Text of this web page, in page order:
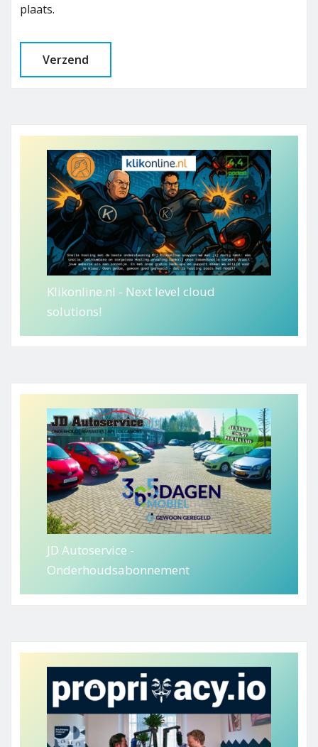
plaats.
Klikonline.nl - Next level cloud
solutions!
JD Autoservice -
Onderhoudsabonnement